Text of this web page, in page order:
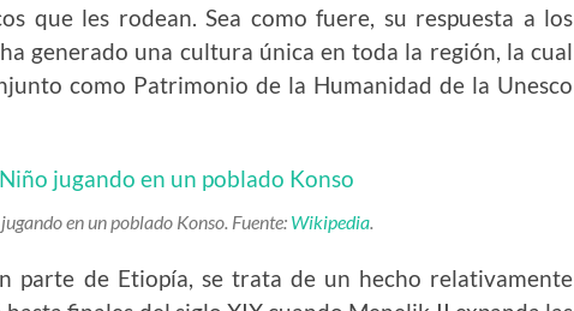
que les rodean. Sea como fuere, su respuesta a los
generado una cultura única en toda la región, la cual
como Patrimonio de la Humanidad de la Unesco
en un poblado Konso. Fuente: Wikipedia.
parte de Etiopía, se trata de un hecho relativamente